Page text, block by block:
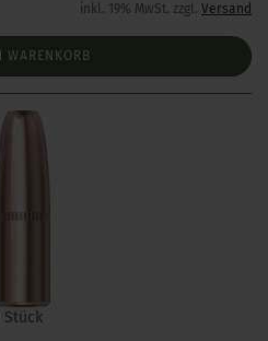
inkl. 19% MwSt. zzgl. Versand
WARENKORB
Stück